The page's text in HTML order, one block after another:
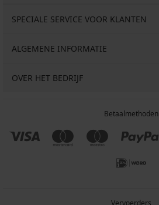
SPECIALE SERVICE VOOR KLANTEN
ALGEMENE INFORMATIE
OVER HET BEDRIJF
Betaalmethoden
Vervoerders